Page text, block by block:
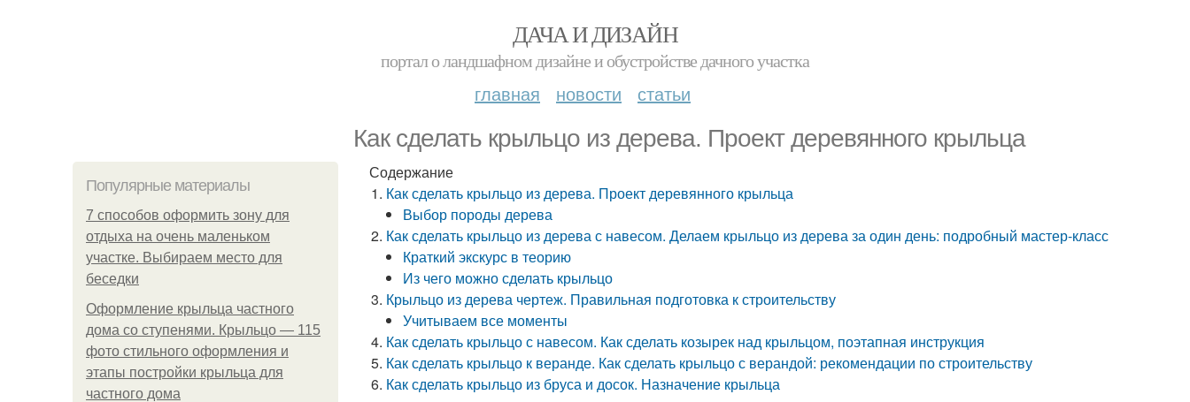
ДАЧА И ДИЗАЙН
портал о ландшафном дизайне и обустройстве дачного участка
главная новости статьи
Как сделать крыльцо из дерева. Проект деревянного крыльца
Популярные материалы
7 способов оформить зону для
отдыха на очень маленьком
участке. Выбираем место для
беседки
Оформление крыльца частного
дома со ступенями. Крыльцо — 115
фото стильного оформления и
этапы постройки крыльца для
частного дома
Содержание
Как сделать крыльцо из дерева. Проект деревянного крыльца
Выбор породы дерева
Как сделать крыльцо из дерева с навесом. Делаем крыльцо из дерева за один день: подробный мастер-класс
Краткий экскурс в теорию
Из чего можно сделать крыльцо
Крыльцо из дерева чертеж. Правильная подготовка к строительству
Учитываем все моменты
Как сделать крыльцо с навесом. Как сделать козырек над крыльцом, поэтапная инструкция
Как сделать крыльцо к веранде. Как сделать крыльцо с верандой: рекомендации по строительству
Как сделать крыльцо из бруса и досок. Назначение крыльца